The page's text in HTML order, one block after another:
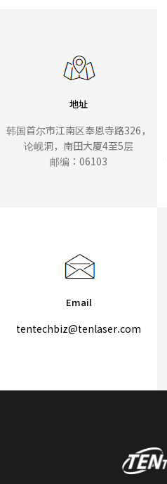
地址
韩国首尔市江南区奉恩寺路326，
论岘洞，南田大厦4至5层
邮编：06103
Email
tentechbiz@tenlaser.com